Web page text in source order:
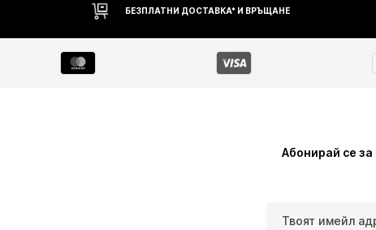
БЕЗПЛАТНИ ДОСТАВКА* И ВРЪЩАНЕ
Абонирай се
Твоят имейл